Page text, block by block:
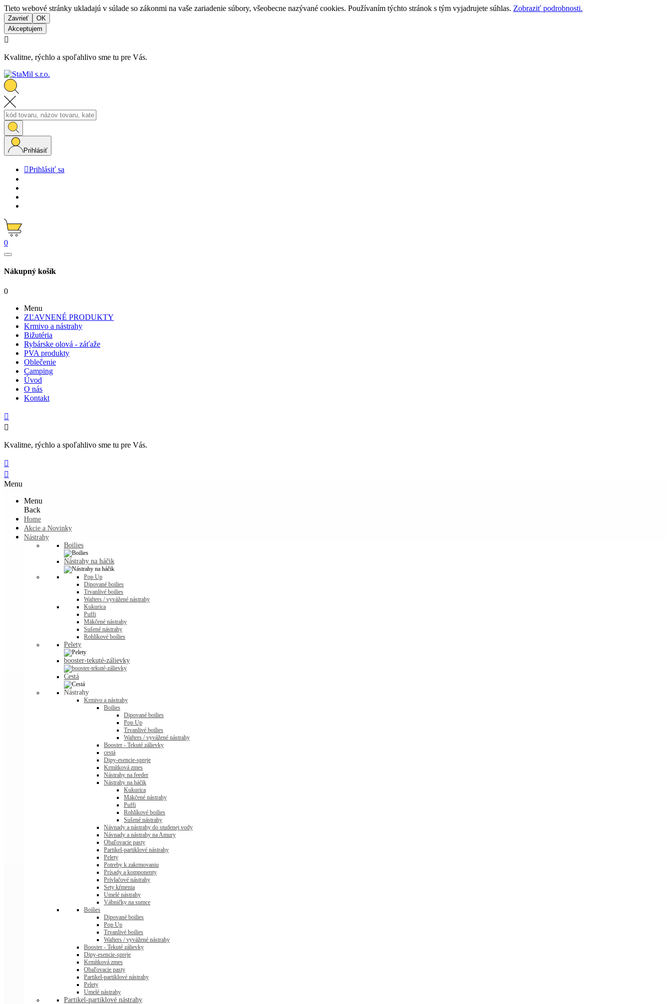
Tieto webové stránky ukladajú v súlade so zákonmi na vaše zariadenie súbory, všeobecne nazývané cookies. Používaním týchto stránok s tým vyjadrujete súhlas. Zobraziť podrobnosti.
Zavrieť
OK
Akceptujem

Kvalitne, rýchlo a spoľahlivo sme tu pre Vás.
Prihlásiť
Prihlásiť sa
0
Nákupný košík
0
Menu
ZĽAVNENÉ PRODUKTY
Krmivo a nástrahy
Bižutéria
Rybárske olová - záťaže
PVA produkty
Oblečenie
Camping
Úvod
O nás
Kontakt


Kvalitne, rýchlo a spoľahlivo sme tu pre Vás.


Menu
Menu
Back
Home
Akcie a Novinky
Nástrahy
Boilies
Nástrahy na háčik
Pop Up
Dipované boilies
Trvanlivé boilies
Wafters / vyvážené nástrahy
Kukurica
Puffi
Mäkčené nástrahy
Sušené nástrahy
Rohlíkové boilies
Pelety
booster-tekuté-zálievky
Cestá
Nástrahy
Krmivo a nástrahy
Boilies
Dipované boilies
Pop Up
Trvanlivé boilies
Wafters / vyvážené nástrahy
Booster - Tekuté zálievky
cestá
Dipy-esencie-spreje
Krmítková zmes
Nástrahy na feeder
Nástrahy na háčik
Kukurica
Mäkčené nástrahy
Puffi
Rohlíkové boilies
Sušené nástrahy
Návnady a nástrahy do studenej vody
Návnady a nástrahy na Amury
Obaľovacie pasty
Partikel-partiklové nástrahy
Pelety
Potreby k zakrmovaniu
Prísady a komponenty
Prívlačové nástrahy
Sety kŕmenia
Umelé nástrahy
Vábničky na sumce
Boilies
Dipované boilies
Pop Up
Trvanlivé boilies
Wafters / vyvážené nástrahy
Booster - Tekuté zálievky
Dipy-esencie-spreje
Krmítková zmes
Obaľovacie pasty
Partikel-partiklové nástrahy
Pelety
Umelé nástrahy
Partikel-partiklové nástrahy